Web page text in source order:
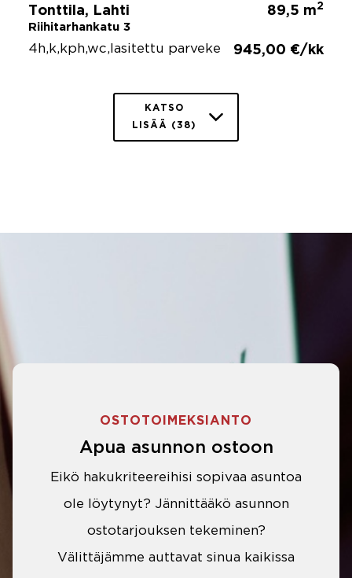
Tonttila, Lahti
Riihitarhankatu 3
89,5 m2
4h,k,kph,wc,lasitettu parveke 945,00 €/kk
KATSO
LISÄÄ (38)
OSTOTOIMEKSIANTO
Apua asunnon ostoon
Eikö hakukriteereihisi sopivaa asuntoa
ole löytynyt? Jännittääkö asunnon
ostotarjouksen tekeminen?
Välittäjämme auttavat sinua kaikissa